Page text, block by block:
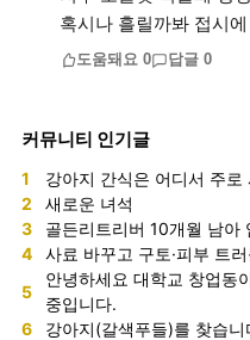
혹시나 흘릴까봐 접시
도움돼요 0 답글 0
커뮤니티 인기글
1 강아지 간식은 어디서 주로
2 새로운 녀석
3 골든리트리버 10개월 남아
4 사료 바꾸고 구토·피부 트
5
안녕하세요 대학교 창업동
중입니다.
6 강아지(갈색푸들)를 찾습니